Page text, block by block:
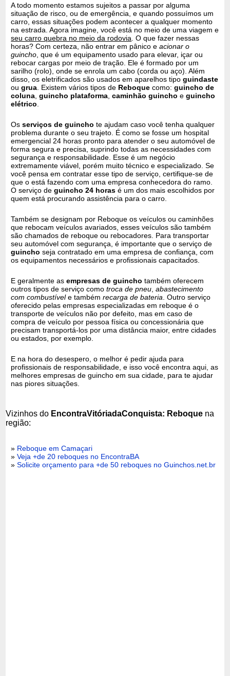
A todo momento estamos sujeitos a passar por alguma
situação de risco, ou de emergência, e quando possuímos um
carro, essas situações podem acontecer a qualquer momento
na estrada. Agora imagine, você está no meio de uma viagem e
seu carro quebra no meio da rodovia . O que fazer nessas
horas? Com certeza, não entrar em pânico eacionar o
guincho , que é um equipamento usado para elevar, içar ou
rebocar cargas por meio de tração. Ele é formado por um
sarilho (rolo), onde se enrola um cabo (corda ou aço). Além
disso, os eletrificados são usados em aparelhos tipoguindaste
ougrua . Existem vários tipos de Reboque como:guincho de
coluna ,guincho plataforma ,caminhão guincho eguincho
elétrico
Osserviços de guincho te ajudam caso você tenha qualquer
problema durante o seu trajeto. É como se fosse um hospital
emergencial 24 horas pronto para atender o seu automóvel de
forma segura e precisa, suprindo todas as necessidades com
segurança e responsabilidade. Esse é um negócio
extremamente viável, porém muito técnico e especializado. Se
você pensa em contratar esse tipo de serviço, certifique-se de
que o está fazendo com uma empresa conhecedora do ramo.
O serviço deguincho 24 horas é um dos mais escolhidos por
quem está procurando assistência para o carro.
Também se designam por Reboque os veículos ou caminhões
que rebocam veículos avariados, esses veículos são também
são chamados de reboque ou rebocadores. Para transportar
seu automóvel com segurança, é importante que o serviço de
guincho seja contratado em uma empresa de confiança, com
os equipamentos necessários e profissionais capacitados.
E geralmente asempresas de guincho também oferecem
outros tipos de serviço comotroca de pneu ,abastecimento
com combustívele tambémrecarga de bateria . Outro serviço
oferecido pelas empresas especializadas em reboque é o
transporte de veículos não por defeito, mas em caso de
compra de veículo por pessoa física ou concessionária que
precisam transportá-los por uma distância maior, entre cidades
ou estados, por exemplo.
E na hora do desespero, o melhor é pedir ajuda para
profissionais de responsabilidade, e isso você encontra aqui, as
melhores empresas de guincho em sua cidade, para te ajudar
nas piores situações.
Vizinhos do EncontraVitóriadaConquista: Reboque na
região:
» Reboque em Camaçari
»Veja +de 20 reboques no EncontraBA
»Solicite orçamento para +de 50 reboques no Guinchos.net.br